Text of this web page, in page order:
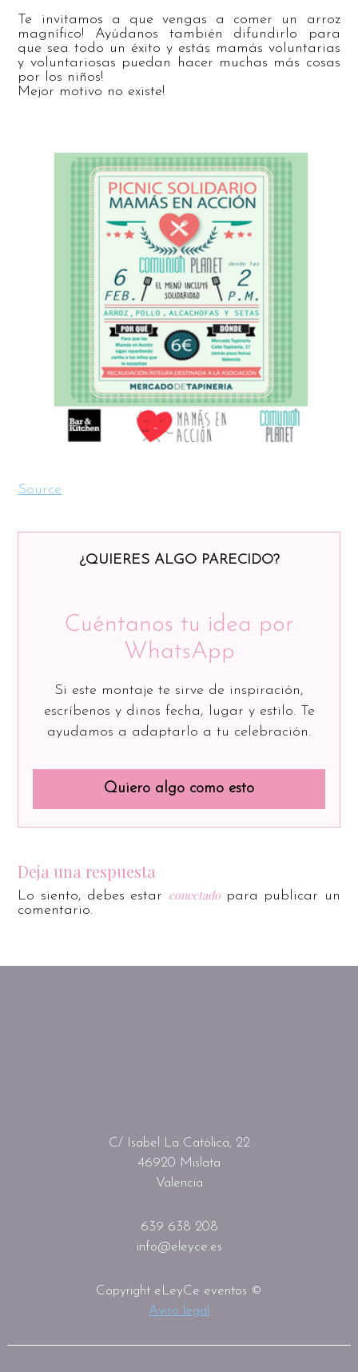
Te invitamos a que vengas a comer un arroz
magnífico! Ayúdanos también difundirlo para
que sea todo un éxito y estás mamás voluntarias
y voluntariosas puedan hacer muchas más cosas
por los niños!
Mejor motivo no existe!
Source
¿QUIERES ALGO PARECIDO?
Cuéntanos tu idea por
WhatsApp
Si este montaje te sirve de inspiración,
escríbenos y dinos fecha, lugar y estilo. Te
ayudamos a adaptarlo a tu celebración.
Quiero algo como esto
Deja una respuesta
Lo siento, debes estar conectadopara publicar un
comentario.
C/ Isabel La Católica, 22
46920 Mislata
Valencia
639 638 208
info@eleyce.es
Copyright eLeyCe eventos ©
Aviso legal